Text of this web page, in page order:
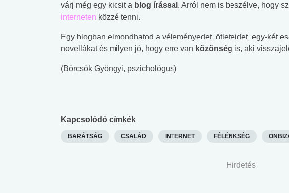
várj még egy kicsit a blog írással . Arról nem is beszélve, hogy
interneten közzé tenni.
Egy blogban elmondhatod a véleményedet, ötleteidet, egy-két
novellákat és milyen jó, hogy erre van közönség is, aki
(Börcsök Gyöngyi, pszichológus)
Kapcsolódó címkék
BARÁTSÁG CSALÁD INTERNET FÉLÉNKSÉG
Hirdetés